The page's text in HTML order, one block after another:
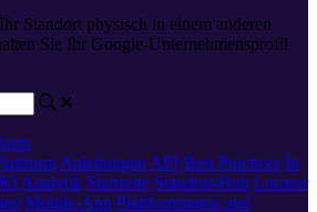
Standort physisch in einem anderen
Sie Ihr Google-Unternehmensprofil
Anleitungen API Best Practices In
KI Analytik Startseite Standort-Hub Locator
Mobile-App Plattformstatus und